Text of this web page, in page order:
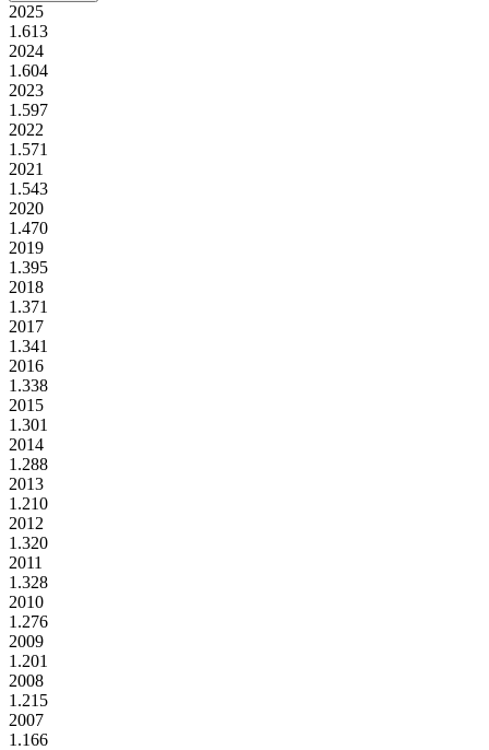
2025
1.613
2024
1.604
2023
1.597
2022
1.571
2021
1.543
2020
1.470
2019
1.395
2018
1.371
2017
1.341
2016
1.338
2015
1.301
2014
1.288
2013
1.210
2012
1.320
2011
1.328
2010
1.276
2009
1.201
2008
1.215
2007
1.166